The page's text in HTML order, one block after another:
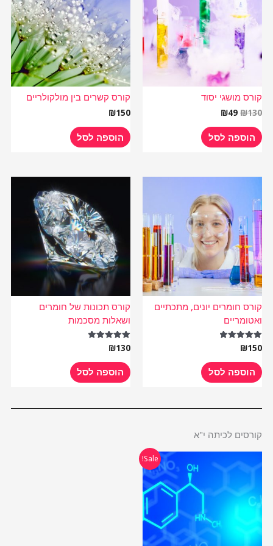
קורס מושגי יסוד
₪130
₪130.
₪49
₪49.
הוספה לסל
קורס קשרים בין מולקולריים
₪150
הוספה לסל
קורס חומרים יונים, מתכתיים
ואטומריים
דורג
5.00
מתוך 5
₪150
הוספה לסל
קורס תכונות של חומרים
ושאלות מסכמות
דורג
5.00
מתוך 5
₪130
הוספה לסל
קורסים לכיתה י"א
Sale!
המקורי
₪970.
הנוכחי
₪485.